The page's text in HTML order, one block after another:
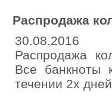
Распродажа
30.08.2016
Распродажа
Все банкноты
течении 2х